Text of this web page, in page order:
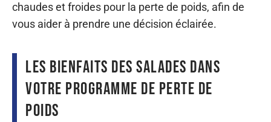
chaudes et froides pour la perte de poids, afin de
vous aider à prendre une décision éclairée.
Les bienfaits des salades dans
votre programme de perte de
poids